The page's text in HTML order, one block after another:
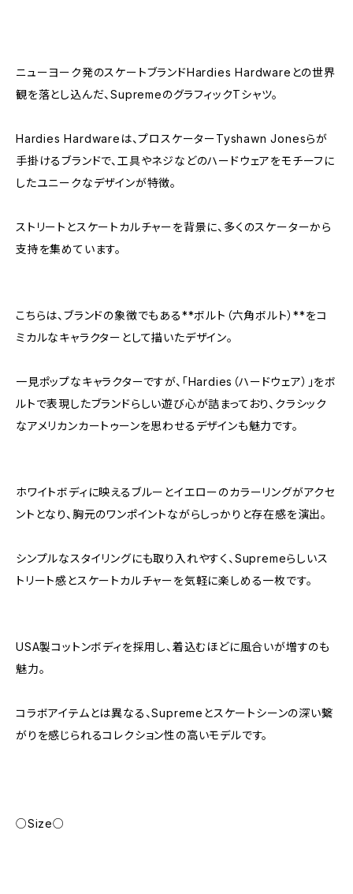
ニューヨーク発のスケートブランドHardies Hardwareとの世界
観を落とし込んだ、SupremeのグラフィックTシャツ。
Hardies Hardwareは、プロスケーターTyshawn Jonesらが
手掛けるブランドで、工具やネジなどのハードウェアをモチーフに
したユニークなデザインが特徴。
ストリートとスケートカルチャーを背景に、多くのスケーターから
支持を集めています。
こちらは、ブランドの象徴でもある**ボルト（六角ボルト）**をコ
ミカルなキャラクターとして描いたデザイン。
一見ポップなキャラクターですが、「Hardies（ハードウェア）」をボ
ルトで表現したブランドらしい遊び心が詰まっており、クラシック
なアメリカンカートゥーンを思わせるデザインも魅力です。
ホワイトボディに映えるブルーとイエローのカラーリングがアクセ
ントとなり、胸元のワンポイントながらしっかりと存在感を演出。
シンプルなスタイリングにも取り入れやすく、Supremeらしいス
トリート感とスケートカルチャーを気軽に楽しめる一枚です。
USA製コットンボディを採用し、着込むほどに風合いが増すのも
魅力。
コラボアイテムとは異なる、Supremeとスケートシーンの深い繋
がりを感じられるコレクション性の高いモデルです。
○Size○